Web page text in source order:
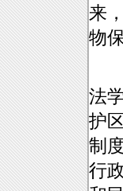
来
物
在
法
护
制
行